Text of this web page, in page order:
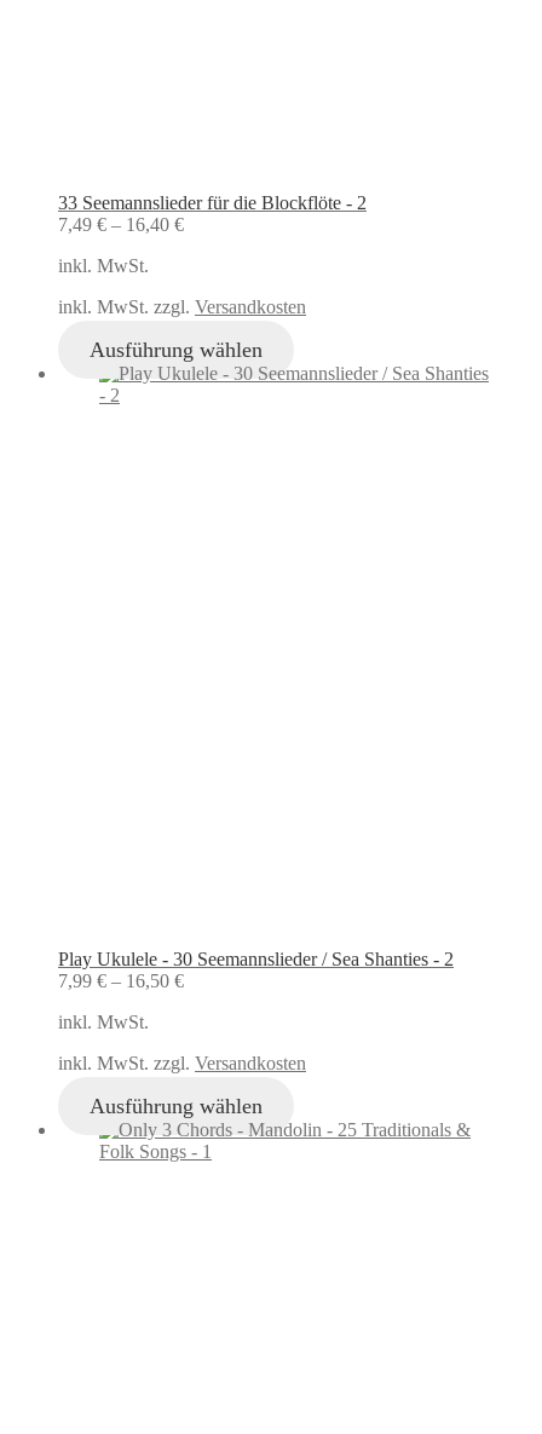
33 Seemannslieder für die Blockflöte - 2
7,49 € – 16,40 €
inkl. MwSt.
inkl. MwSt. zzgl. Versandkosten
Ausführung wählen
Play Ukulele - 30 Seemannslieder / Sea Shanties - 2
7,99 € – 16,50 €
inkl. MwSt.
inkl. MwSt. zzgl. Versandkosten
Ausführung wählen